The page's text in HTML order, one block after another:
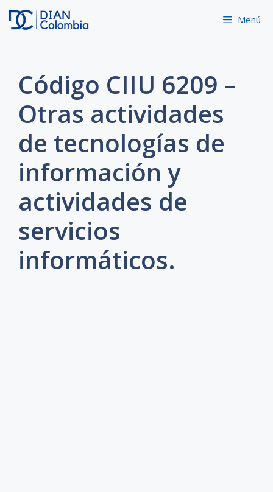
Saltar
Menú
Código CIIU 6209 –
Otras actividades
de tecnologías de
información y
actividades de
servicios
informáticos.